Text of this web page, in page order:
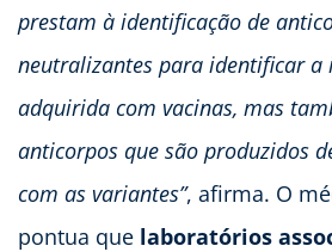
prestam à identificação de
neutralizantes para identificar a
adquirida com vacinas, mas
anticorpos que são produzidos
com as variantes”, afirma. O
pontua que laboratórios